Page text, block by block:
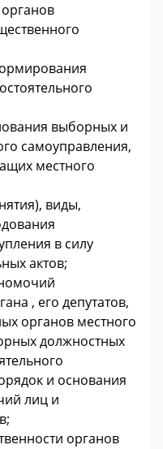
выборных и
самоуправления,
местного
виды,
в силу
актов;
, его депутатов,
органов местного
должностных
и основания
лиц и
органов